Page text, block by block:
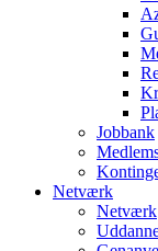
Jobbank
Netværk
Netværk